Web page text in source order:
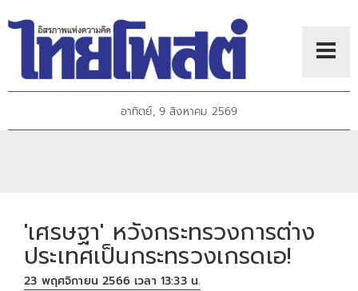
อาทิตย์, 9 สิงหาคม 2569
'เศรษฐา' หวังกระทรวงการต่าง
ประเทศเป็นกระทรวงเกรดเอ!
23 พฤศจิกายน 2566 เวลา 13:33 น.